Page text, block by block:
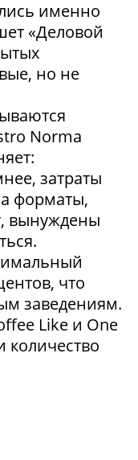
именно
«Деловой
но не
Norma
затраты
форматы,
вынуждены
что
заведениям.
Like и One
количество